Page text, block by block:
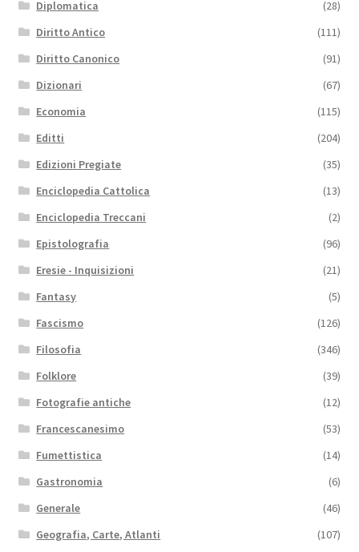
Diplomatica
(28)
Diritto Antico
(111)
Diritto Canonico
(91)
Dizionari
(67)
Economia
(115)
Editti
(204)
Edizioni Pregiate
(35)
Enciclopedia Cattolica
(13)
Enciclopedia Treccani
(2)
Epistolografia
(96)
Eresie - Inquisizioni
(21)
Fantasy
(5)
Fascismo
(126)
Filosofia
(346)
Folklore
(39)
Fotografie antiche
(12)
Francescanesimo
(53)
Fumettistica
(14)
Gastronomia
(6)
Generale
(46)
Geografia, Carte, Atlanti
(107)